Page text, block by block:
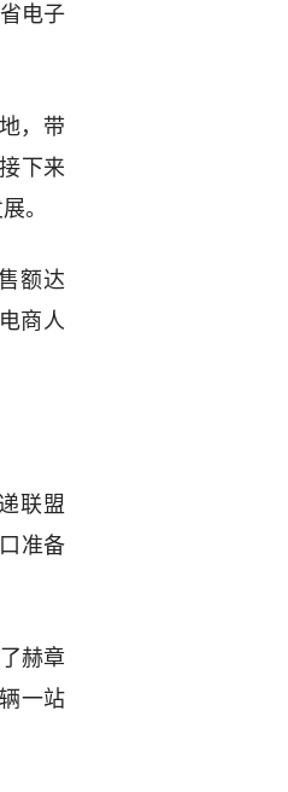
电子
，带
下来
。
额达
商人
联盟
准备
赫章
一站